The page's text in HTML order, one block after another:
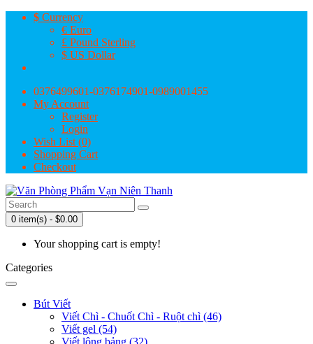
$ Currency
€ Euro
£ Pound Sterling
$ US Dollar
0376499601-0376174901-0989001455
My Account
Register
Login
Wish List (0)
Shopping Cart
Checkout
0 item(s) - $0.00
Your shopping cart is empty!
Categories
Bút Viết
Viết Chì - Chuốt Chì - Ruột chì (46)
Viết gel (54)
Viết lông bảng (32)